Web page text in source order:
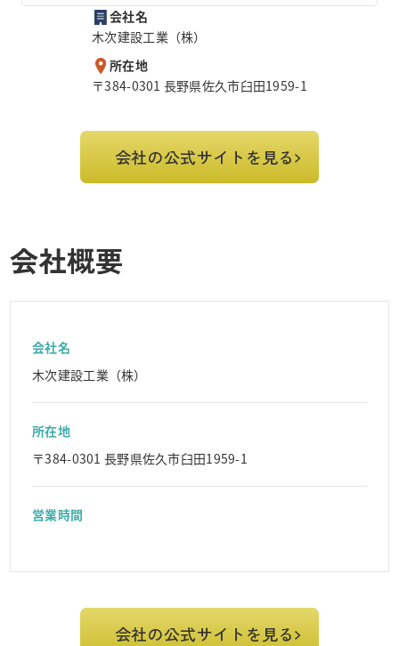
会社名
木次建設工業（株）
所在地
〒384-0301 長野県佐久市臼田1959-1
会社の公式サイトを見る
会社概要
会社名
木次建設工業（株）
所在地
〒384-0301 長野県佐久市臼田1959-1
営業時間
会社の公式サイトを見る